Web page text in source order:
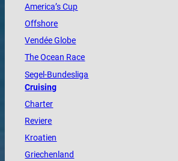
America’s Cup
Offshore
VendéeGlobe
TheOcean Race
Segel-Bundesliga
Cruising
Charter
Reviere
Kroatien
Griechenland